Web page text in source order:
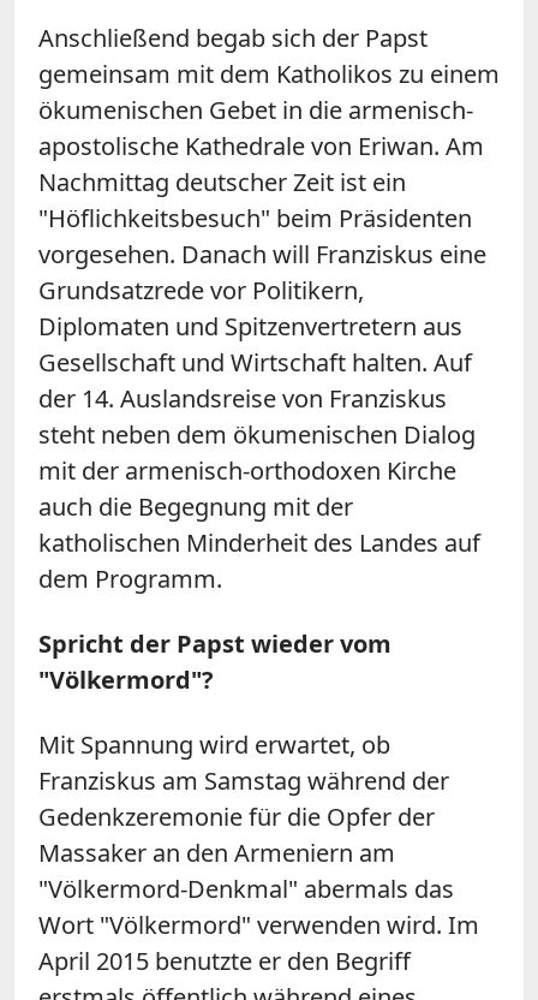
Anschließend begab sich der Papst
gemeinsam mit dem Katholikos zu einem
ökumenischen Gebet in die armenisch-
apostolische Kathedrale von Eriwan. Am
Nachmittag deutscher Zeit ist ein
"Höflichkeitsbesuch" beim Präsidenten
vorgesehen. Danach will Franziskus eine
Grundsatzrede vor Politikern,
Diplomaten und Spitzenvertretern aus
Gesellschaft und Wirtschaft halten. Auf
der 14. Auslandsreise von Franziskus
steht neben dem ökumenischen Dialog
mit der armenisch-orthodoxen Kirche
auch die Begegnung mit der
katholischen Minderheit des Landes auf
dem Programm.
Spricht der Papst wieder vom
"Völkermord"?
Mit Spannung wird erwartet, ob
Franziskus am Samstag während der
Gedenkzeremonie für die Opfer der
Massaker an den Armeniern am
"Völkermord-Denkmal" abermals das
Wort "Völkermord" verwenden wird. Im
April 2015 benutzte er den Begriff